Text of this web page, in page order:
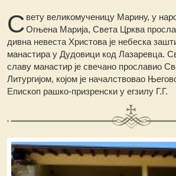
С вету великомученицу Марину, у
Огњена Марија, Света Црква
дивна невеста Христова је небеска
манастира у Дудовици код Лазаревца.
славу манастир је свечано прославио
Литургијом, којом је началствовао
Епископ рашко-призренски у егзилу Г.Г.